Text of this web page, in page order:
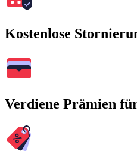
Kostenlose
Verdiene Prämien